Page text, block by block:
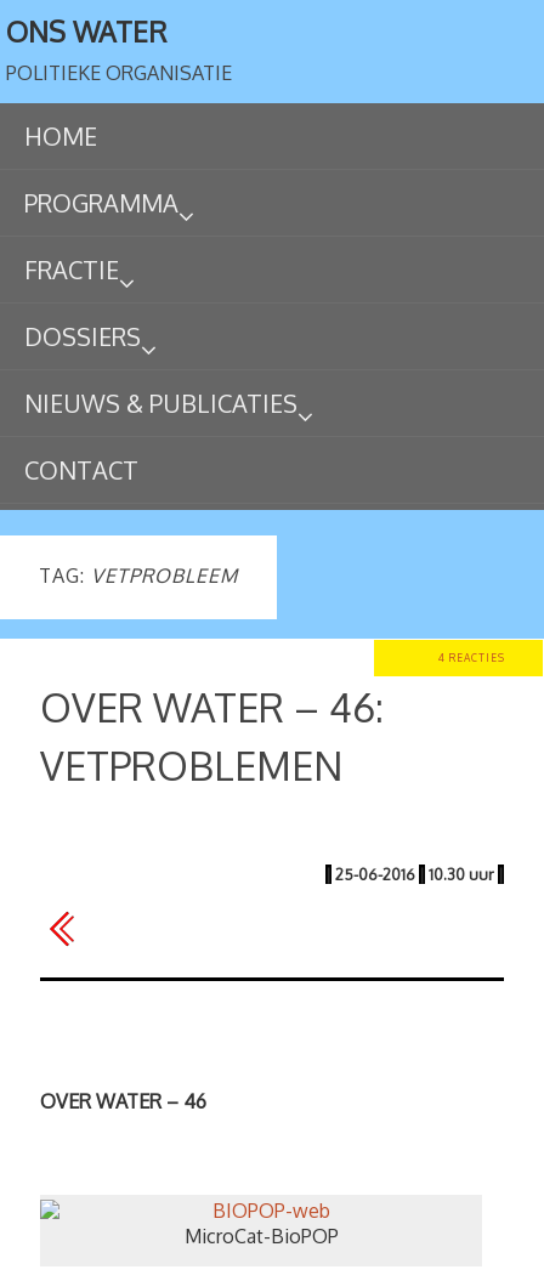
ONS WATER
POLITIEKE ORGANISATIE
HOME
PROGRAMMA
FRACTIE
DOSSIERS
NIEUWS & PUBLICATIES
CONTACT
TAG: VETPROBLEEM
4 REACTIES
OVER WATER – 46:
VETPROBLEMEN
| 25-06-2016 | 10.30 uur |
OVER WATER – 46
MicroCat-BioPOP